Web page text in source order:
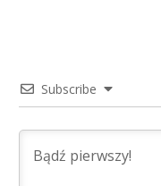
Subscribe